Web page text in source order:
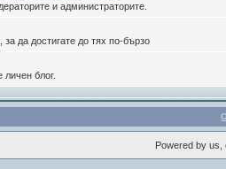
и администраторите.
да достигате до тях по-бързо
блог.
Powered by